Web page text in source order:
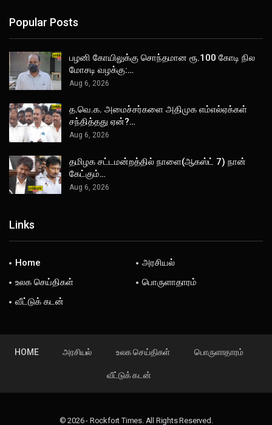
Popular Posts
பழனி கோயிலுக்கு சொந்தமான ரூ.100 கோடி நில
மோசடி வழக்கு:…
Aug 6, 2026
த.வெ.க. அமைச்சர்களை அதிமுக எம்எல்ஏக்கள்
சந்தித்தது ஏன்?…
Aug 6, 2026
தமிழக சட்டமன்றத்தில் நாளை(ஆகஸ்ட் 7) நான்
கேட்கும்…
Aug 6, 2026
Links
Home
அரசியல்
உலக செய்திகள்
பொருளாதாரம்
வீட்டுக் கடன்
HOME அரசியல் உலக செய்திகள் பொருளாதாரம்
வீட்டுக் கடன்
© 2026 - Rockfort Times. All Rights Reserved.